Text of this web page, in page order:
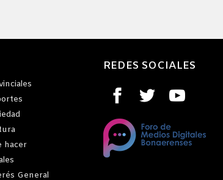
hacer
General
REDES SOCIALES